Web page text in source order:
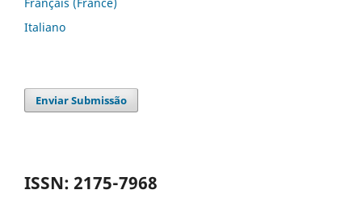
Italiano
Enviar Submissão
ISSN: 2175-7968